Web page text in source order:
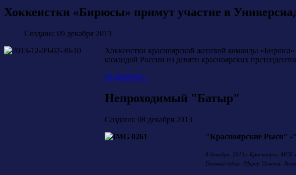
Хоккеистки «Бирюсы» примут участие в
Создано: 09 декабря 2013
Хоккеистки красноярской женской команды
командой России из девяти красноярских
Подробнее...
Непроходимый "Батыр"
Создано: 08 декабря 2013
"Красноярские Рыси" -
8 декабря. 2013г. Красноярск. МСК
Главный судья: Шерер Максим.